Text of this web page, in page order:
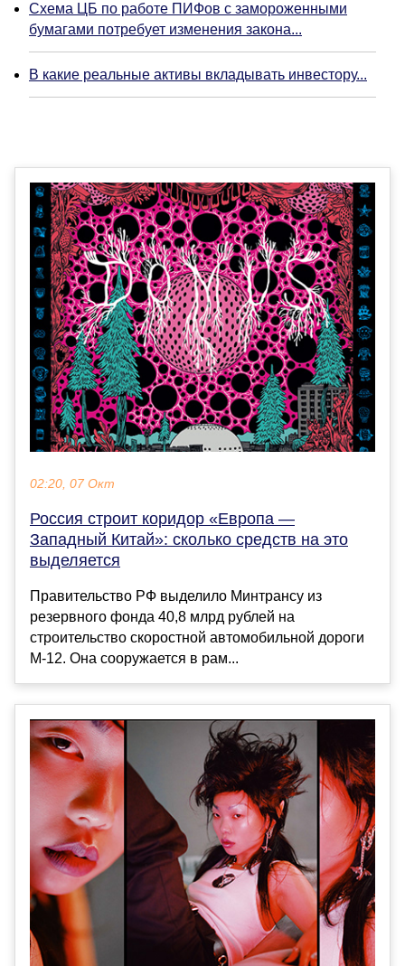
Схема ЦБ по работе ПИФов с замороженными
бумагами потребует изменения закона...
В какие реальные активы вкладывать инвестору...
02:20, 07 Окт
Россия строит коридор «Европа —
Западный Китай»: сколько средств на это
выделяется
Правительство РФ выделило Минтрансу из
резервного фонда 40,8 млрд рублей на
строительство скоростной автомобильной дороги
М-12. Она сооружается в рам...